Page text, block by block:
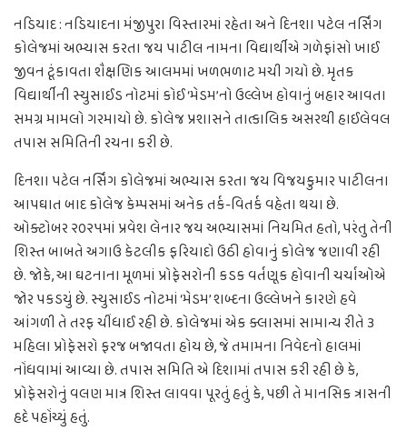
નડિયાદ : નડિયાદના મંજીપુરા વિસ્તારમાં રહેતા અને દિનશા પટેલ નર્સિંગ
કોલેજમાં અભ્યાસ કરતા જય પાટીલ નામના વિદ્યાર્થીએ ગળેફાંસો ખાઈ
જીવન ટૂંકાવતા શૈક્ષણિક આલમમાં ખળભળાટ મચી ગયો છે. મૃતક
વિદ્યાર્થીની સ્યુસાઈડ નોટમાં કોઈ ‘મેડમ’નો ઉલ્લેખ હોવાનું બહાર આવતા
સમગ્ર મામલો ગરમાયો છે. કોલેજ પ્રશાસને તાત્કાલિક અસરથી હાઈલેવલ
તપાસ સમિતિની રચના કરી છે.
દિનશા પટેલ નર્સિંગ કોલેજમાં અભ્યાસ કરતા જય વિજયકુમાર પાટીલના
આપઘાત બાદ કોલેજ કેમ્પસમાં અનેક તર્ક-વિતર્ક વહેતા થયા છે.
ઓક્ટોબર ૨૦૨૫માં પ્રવેશ લેનાર જય અભ્યાસમાં નિયમિત હતો, પરંતુ તેની
શિસ્ત બાબતે અગાઉ કેટલીક ફરિયાદો ઉઠી હોવાનું કોલેજ જણાવી રહી
છે. જોકે, આ ઘટનાના મૂળમાં પ્રોફેસરોની કડક વર્તણૂક હોવાની ચર્ચાઓએ
જોર પકડયું છે. સ્યુસાઈડ નોટમાં ‘મેડમ’ શબ્દના ઉલ્લેખને કારણે હવે
આંગળી તે તરફ ચીંધાઈ રહી છે. કોલેજમાં એક ક્લાસમાં સામાન્ય રીતે ૩
મહિલા પ્રોફેસરો ફરજ બજાવતા હોય છે, જે તમામના નિવેદનો હાલમાં
નોંધવામાં આવ્યા છે. તપાસ સમિતિ એ દિશામાં તપાસ કરી રહી છે કે,
પ્રોફેસરોનું વલણ માત્ર શિસ્ત લાવવા પૂરતું હતું કે, પછી તે માનસિક ત્રાસની
હદે પહોંચ્યું હતું.